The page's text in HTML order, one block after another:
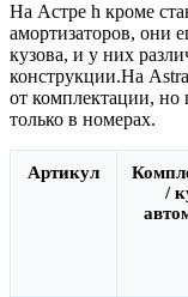
На Астре h кроме
амортизаторов, они
кузова, и у них
конструкции.На
от комплектации,
только в номерах.
Артикул
/